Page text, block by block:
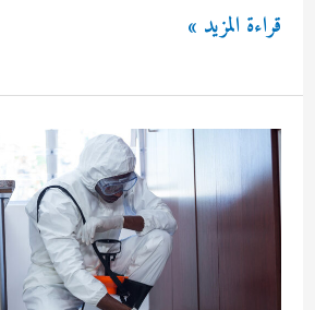
شركة
الحشرات
بالكويت
قراءة المزيد »